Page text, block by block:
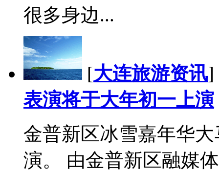
很多身边...
[大连旅游资讯]
表演将于大年初一上演
金普新区冰雪嘉年华
演。 由金普新区融媒